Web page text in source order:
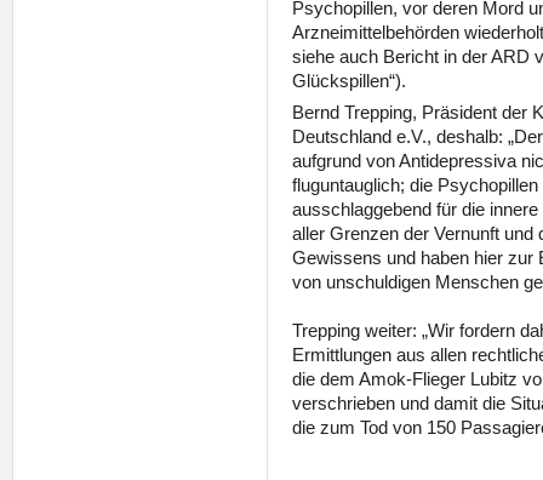
Psychopillen, vor deren Mord
Arzneimittelbehörden
siehe auch Bericht in der ARD
Glückspillen“).
Bernd Trepping, Präsident der
Deutschland e.V., deshalb:
aufgrund von Antidepressiva
fluguntauglich; die Psychopillen
ausschlaggebend für die
aller Grenzen der Vernunft und
Gewissens und haben hier zur
von unschuldigen Menschen
Trepping weiter: „Wir fordern
Ermittlungen aus allen
die dem Amok-Flieger Lubitz
verschrieben und damit die
die zum Tod von 150